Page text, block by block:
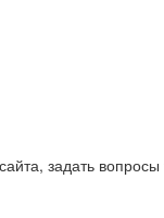
задать вопросы